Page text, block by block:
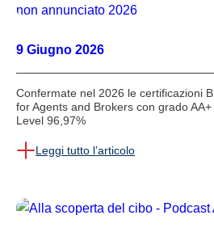
9 Giugno 2026
Confermate nel 2026 le certificazioni
for Agents and Brokers con grado
Level 96,97%
Leggi tutto l’articolo